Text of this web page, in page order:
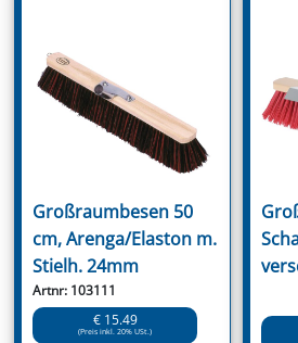
Großraumbesen 50
cm, Arenga/Elaston m.
Stielh. 24mm
Artnr: 103111
€ 15.49
(Preis inkl. 20% USt.)